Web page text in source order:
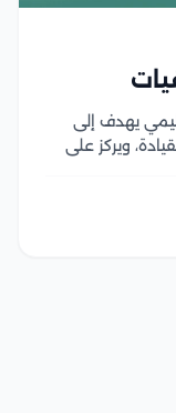
يهدف إلى
ويركز على